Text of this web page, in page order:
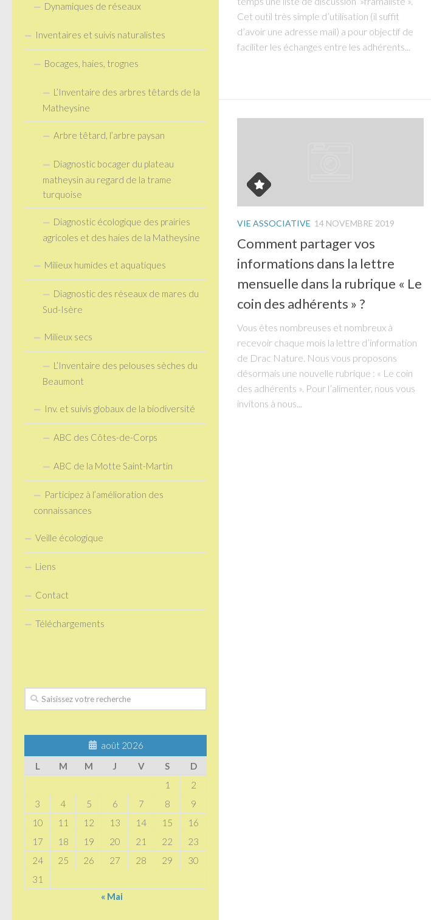
Cet outil très simple d’utilisation (il suffit
d’avoir une adresse mail) a pour objectif de
faciliter les échanges entre les adhérents...
VIE ASSOCIATIVE 14 NOVEMBRE 2019
Comment partager vos
informations dans la lettre
mensuelle dans la rubrique « Le
coin des adhérents » ?
Vous êtes nombreuses et nombreux à
recevoir chaque mois la lettre d’information
de Drac Nature. Nous vous proposons
désormais une nouvelle rubrique : « Le coin
des adhérents ». Pour l’alimenter, nous vous
invitons à nous...
Dynamiques de réseaux
Inventaires et suivis naturalistes
Bocages, haies, trognes
L’Inventaire des arbres têtards de la
Matheysine
Arbre têtard, l’arbre paysan
Diagnostic bocager du plateau
matheysin au regard de la trame
turquoise
Diagnostic écologique des prairies
agricoles et des haies de la Matheysine
Milieux humides et aquatiques
Diagnostic des réseaux de mares du
Sud-Isère
Milieux secs
L’Inventaire des pelouses sèches du
Beaumont
Inv. et suivis globaux de la biodiversité
ABC des Côtes-de-Corps
ABC de la Motte Saint-Martin
Participez à l’amélioration des
connaissances
Veille écologique
Liens
Contact
Téléchargements
août 2026
L
M M J V S
D
1
2
3
4 5 6 7 8
9
10
11 12 13 14 15
16
17
18 19 20 21 22
23
24
25 26 27 28 29
30
31
« Mai